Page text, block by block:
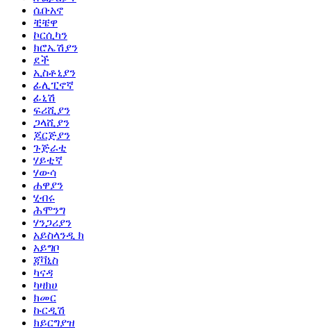
ሴቡአኖ
ቺቼዋ
ኮርሲካን
ክሮኤሽያን
ደች
ኢስቶኒያን
ፊሊፒኖኛ
ፊኒሽ
ፍሪሺያን
ጋላሺያን
ጆርጅያን
ጉጅራቲ
ሃይቲኛ
ሃውሳ
ሐዋያን
ሂብሩ
ሕሞንግ
ሃንጋሪያን
አይስላንዲ ክ
አይግቦ
ጃቫኒስ
ካናዳ
ካዛክሀ
ክመር
ኩርዲሽ
ክይርግያዝ